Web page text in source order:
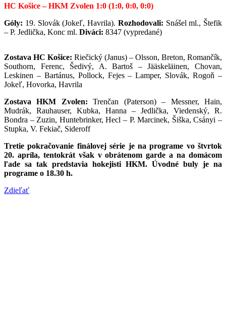
HC Košice – HKM Zvolen 1:0 (1:0, 0:0, 0:0)
Góly: 19. Slovák (Jokeľ, Havrila). Rozhodovali: Snášel ml., Štefik
– P. Jedlička, Konc ml. Diváci: 8347 (vypredané)
Zostava HC Košice: Riečický (Janus) – Olsson, Breton, Romančík,
Southorn, Ferenc, Šedivý, A. Bartoš – Jääskeläinen, Chovan,
Leskinen – Bartánus, Pollock, Fejes – Lamper, Slovák, Rogoň –
Jokeľ, Hovorka, Havrila
Zostava HKM Zvolen:Trenčan (Paterson) – Messner, Hain,
Mudrák, Rauhauser, Kubka, Hanna – Jedlička, Viedenský, R.
Bondra – Zuzin, Huntebrinker, Hecl – P. Marcinek, Šiška, Csányi –
Stupka, V. Fekiač, Sideroff
Tretie pokračovanie finálovej série je na programe vo štvrtok
20. apríla, tentokrát však v obrátenom garde a na domácom
ľade sa tak predstavia hokejisti HKM. Úvodné buly je na
programe o 18.30 h.
Zdieľať